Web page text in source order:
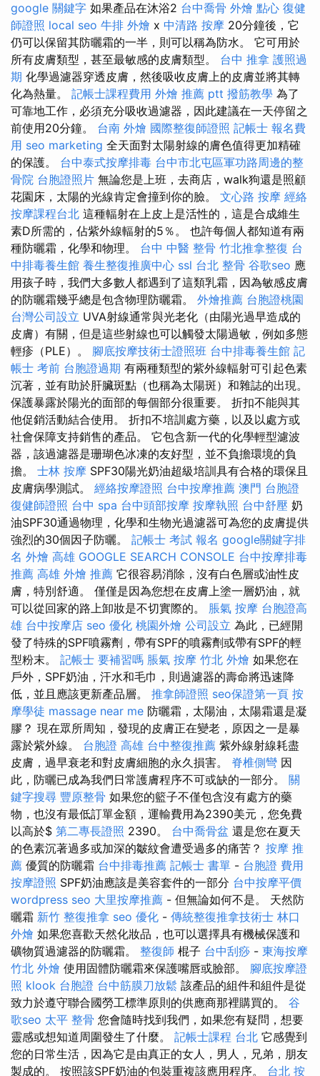
google 關鍵字 如果產品在沐浴2 台中喬骨 外燴 點心 復健
師證照 local seo 牛排 外燴 x 中清路 按摩 20分鐘後，它
仍可以保留其防曬霜的一半，則可以稱為防水。 它可用於
所有皮膚類型，甚至最敏感的皮膚類型。 台中 推拿 護照過
期 化學過濾器穿透皮膚，然後吸收皮膚上的皮膚並將其轉
化為熱量。 記帳士課程費用 外燴 推薦 ptt 撥筋教學 為了
可靠地工作，必須充分吸收過濾器，因此建議在一天停留之
前使用20分鐘。 台南 外燴 國際整復師證照 記帳士 報名費
用 seo marketing 全天面對太陽射線的膚色值得更加精確
的保護。 台中泰式按摩排毒 台中市北屯區軍功路周邊的整
骨院 台胞證照片 無論您是上班，去商店，walk狗還是照顧
花園床，太陽的光線肯定會撞到你的臉。 文心路 按摩 經絡
按摩課程台北 這種輻射在上皮上是活性的，這是合成維生
素D所需的，佔紫外線輻射的5％。 也許每個人都知道有兩
種防曬霜，化學和物理。 台中 中醫 整骨 竹北推拿整復 台
中排毒養生館 養生整復推廣中心 ssl 台北 整骨 谷歌seo 應
用孩子時，我們大多數人都遇到了這類乳霜，因為敏感皮膚
的防曬霜幾乎總是包含物理防曬霜。 外燴推薦 台胞證桃園
台灣公司設立 UVA射線通常與光老化（由陽光過早造成的
皮膚）有關，但是這些射線也可以觸發太陽過敏，例如多態
輕疹（PLE）。 腳底按摩技術士證照班 台中排毒養生館 記
帳士 考前 台胞證過期 有兩種類型的紫外線輻射可引起色素
沉著，並有助於肝臟斑點（也稱為太陽斑）和雜誌的出現。
保護暴露於陽光的面部的每個部分很重要。 折扣不能與其
他促銷活動結合使用。 折扣不培訓處方藥，以及以處方或
社會保障支持銷售的產品。 它包含新一代的化學輕型濾波
器，該過濾器是珊瑚色冰凍的友好型，並不負擔環境的負
擔。 士林 按摩 SPF30陽光奶油超級培訓具有合格的環保且
皮膚病學測試。 經絡按摩證照 台中按摩推薦 澳門 台胞證
復健師證照 台中 spa 台中頭部按摩 按摩執照 台中舒壓 奶
油SPF30通過物理，化學和生物光過濾器可為您的皮膚提供
強烈的30個因子防曬。 記帳士 考試 報名 google關鍵字排
名 外燴 高雄 GOOGLE SEARCH CONSOLE 台中按摩排毒
推薦 高雄 外燴 推薦 它很容易消除，沒有白色層或油性皮
膚，特別舒適。 僅僅是因為您想在皮膚上塗一層奶油，就
可以從回家的路上卸妝是不切實際的。 脹氣 按摩 台胞證高
雄 台中按摩店 seo 優化 桃園外燴 公司設立 為此，已經開
發了特殊的SPF噴霧劑，帶有SPF的噴霧劑或帶有SPF的輕
型粉末。 記帳士 要補習嗎 脹氣 按摩 竹北 外燴 如果您在
戶外，SPF奶油，汗水和毛巾，則過濾器的壽命將迅速降
低，並且應該更新產品層。 推拿師證照 seo保證第一頁 按
摩學徒 massage near me 防曬霜，太陽油，太陽霜還是凝
膠？ 現在眾所周知，發現的皮膚正在變老，原因之一是暴
露於紫外線。 台胞證 高雄 台中整復推薦 紫外線射線耗盡
皮膚，過早衰老和對皮膚細胞的永久損害。 脊椎側彎 因
此，防曬已成為我們日常護膚程序不可或缺的一部分。 關
鍵字搜尋 豐原整骨 如果您的籃子不僅包含沒有處方的藥
物，也沒有最低訂單金額，運輸費用為2390美元，您免費
以高於$ 第二專長證照 2390。 台中喬骨盆 還是您在夏天
的色素沉著過多或加深的皺紋會遭受過多的痛苦？ 按摩 推
薦 優質的防曬霜 台中排毒推薦 記帳士 書單 - 台胞證 費用
按摩證照 SPF奶油應該是美容套件的一部分 台中按摩平價
wordpress seo 大里按摩推薦 - 但無論如何不是。 天然防
曬霜 新竹 整復推拿 seo 優化 - 傳統整復推拿技術士 林口
外燴 如果您喜歡天然化妝品，也可以選擇具有機械保護和
礦物質過濾器的防曬霜。 整復師 棍子 台中刮痧 - 東海按摩
竹北 外燴 使用固體防曬霜來保護嘴唇或臉部。 腳底按摩證
照 klook 台胞證 台中筋膜刀放鬆 該產品的組件和組件是從
致力於遵守聯合國勞工標準原則的供應商那裡購買的。 谷
歌seo 太平 整骨 您會隨時找到我們，如果您有疑問，想要
靈感或想知道周圍發生了什麼。 記帳士課程 台北 它感覺到
您的日常生活，因為它是由真正的女人，男人，兄弟，朋友
製成的。 按照該SPF奶油的包裝重複該應用程序。 台北 按